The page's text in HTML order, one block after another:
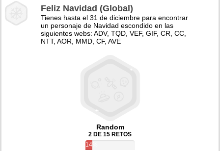
Feliz Navidad (Global)
Tienes hasta el 31 de diciembre para encontrar
un personaje de Navidad escondido en las
siguientes webs: ADV, TQD, VEF, GIF, CR, CC,
NTT, AOR, MMD, CF, AVE
Random
2 DE 15 RETOS
14%